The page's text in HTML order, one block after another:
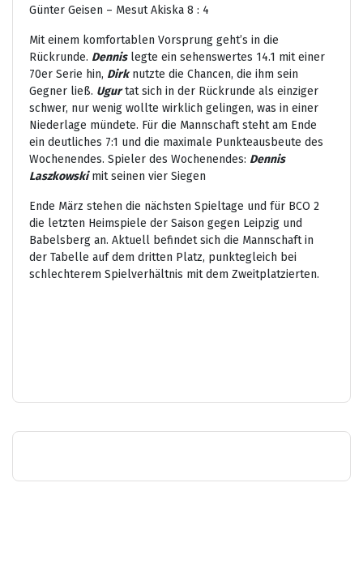
Günter Geisen – Mesut Akiska 8 : 4
Mit einem komfortablen Vorsprung geht’s in die
Rückrunde. Dennis legte ein sehenswertes 14.1 mit einer
70er Serie hin, Dirknutzte die Chancen, die ihm sein
Gegner ließ. Ugur tat sich in der Rückrunde als einziger
schwer, nur wenig wollte wirklich gelingen, was in einer
Niederlage mündete. Für die Mannschaft steht am Ende
ein deutliches 7:1 und die maximale Punkteausbeute des
Wochenendes. Spieler des Wochenendes: Dennis
Laszkowskimit seinen vier Siegen
Ende März stehen die nächsten Spieltage und für BCO 2
die letzten Heimspiele der Saison gegen Leipzig und
Babelsberg an. Aktuell befindet sich die Mannschaft in
der Tabelle auf dem dritten Platz, punktegleich bei
schlechterem Spielverhältnis mit dem Zweitplatzierten.